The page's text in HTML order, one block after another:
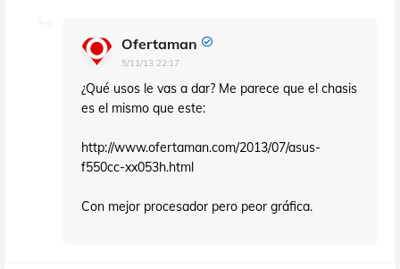
Ofertaman
5/11/13 22:17
¿Qué usos le vas a dar? Me parece que el chasis
es el mismo que este:
http://www.ofertaman.com/2013/07/asus-
f550cc-xx053h.html
Con mejor procesador pero peor gráfica.